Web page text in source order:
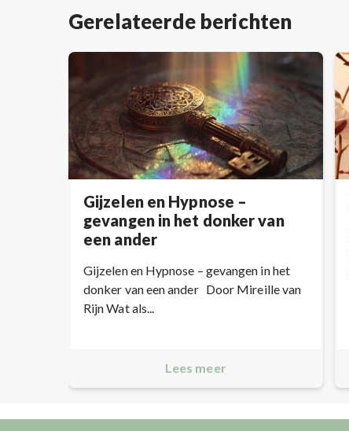
Gerelateerde berichten
Gijzelen en Hypnose –
gevangen in het donker van
een ander
Gijzelen en Hypnose – gevangen in het
donker van een ander Door Mireille van
Rijn Wat als...
Lees meer